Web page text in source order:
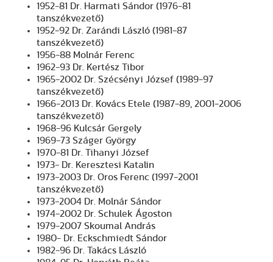
1952-81 Dr. Harmati Sándor (1976-81
tanszékvezető)
1952-92 Dr. Zarándi László (1981-87
tanszékvezető)
1956-88 Molnár Ferenc
1962-93 Dr. Kertész Tibor
1965-2002 Dr. Szécsényi József (1989-97
tanszékvezető)
1966-2013 Dr. Kovács Etele (1987-89, 2001-2006
tanszékvezető)
1968-96 Kulcsár Gergely
1969-73 Száger György
1970-81 Dr. Tihanyi József
1973- Dr. Keresztesi Katalin
1973-2003 Dr. Oros Ferenc (1997-2001
tanszékvezető)
1973-2004 Dr. Molnár Sándor
1974-2002 Dr. Schulek Ágoston
1979-2007 Skoumal András
1980- Dr. Eckschmiedt Sándor
1982-96 Dr. Takács László